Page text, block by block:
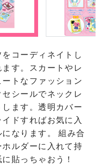
コーディネイトし
す。スカートやレ
トなファッション
シールでネックレ
ます。透明カバー
ドすればお気に入
なります。 組み合
ルダーに入れて持
貼っちゃおう！